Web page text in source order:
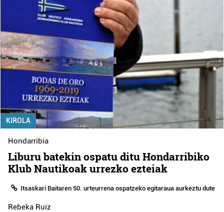
KIROLA
Hondarribia
Liburu batekin ospatu ditu Hondarribiko
Klub Nautikoak urrezko ezteiak
Itsaskari Baitaren 50. urteurrena ospatzeko egitaraua aurkeztu dute
Rebeka Ruiz